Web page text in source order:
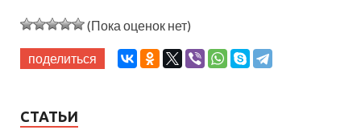
(Пока оценок нет)
поделиться
СТАТЬИ